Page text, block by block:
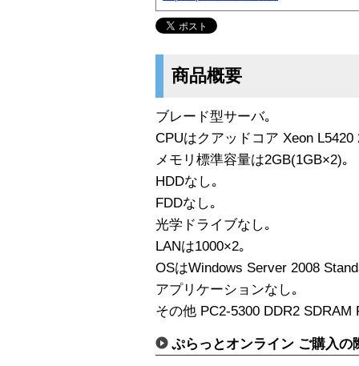
商品概要
ブレード型サーバ｡
CPUはクアッドコア Xeon L5420
メモリ標準容量は2GB(1GB×2)｡
HDDなし｡
FDDなし｡
光学ドライブなし｡
LANは1000×2｡
OSはWindows Server 2008
アプリケーションなし｡
その他 PC2-5300 DDR2 SDRAM
ぷらっとオンライン ご購入の